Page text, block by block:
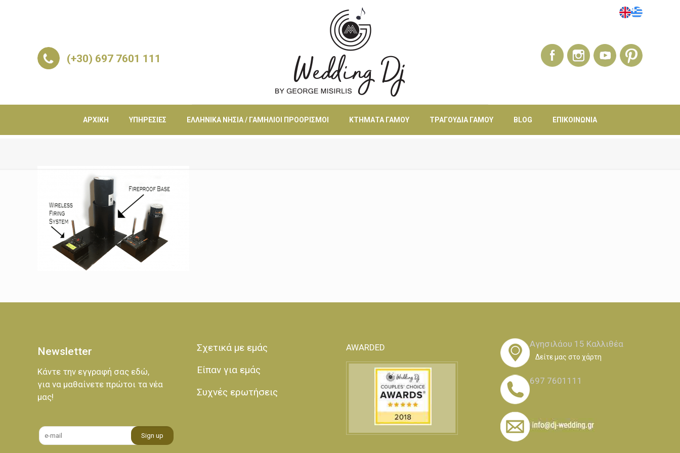
(+30) 697 7601 111
ΑΡΧΙΚΉ ΥΠΗΡΕΣΊΕΣ ΕΛΛΗΝΙΚΆ ΝΗΣΙΆ / ΓΑΜΉΛΙΟΙ ΠΡΟΟΡΙΣΜΟΊ ΚΤΉΜΑΤΑ ΓΆΜΟΥ ΤΡΑΓΟΎΔΙΑ ΓΆΜΟΥ BLOG ΕΠΙΚΟΙΝΩΝΊΑ
Newsletter
Κάντε την εγγραφή σας εδώ,
για να μαθαίνετε πρώτοι τα νέα
μας!
Σχετικά με εμάς
Είπαν για εμάς
Συχνές ερωτήσεις
AWARDED Αγησιλάου 15 Καλλιθέα
Δείτε μας στο χάρτη
697 7601111